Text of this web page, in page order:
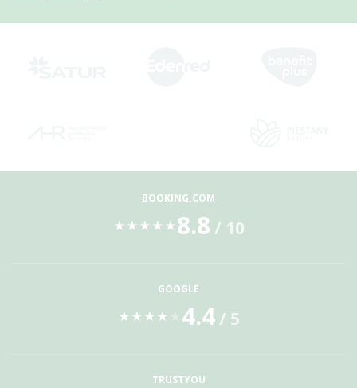
BOOKING.COM
★ ★ ★ ★ ★ 8.8 / 10
GOOGLE
★ ★ ★ ★ 4.4/ 5
TRUSTYOU